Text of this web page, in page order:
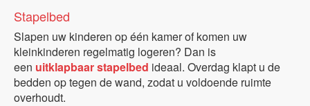
Stapelbed
Slapen uw kinderen op één kamer of komen uw
kleinkinderen regelmatig logeren? Dan is
een uitklapbaar stapelbed ideaal. Overdag klapt u de
bedden op tegen de wand, zodat u voldoende ruimte
overhoudt.